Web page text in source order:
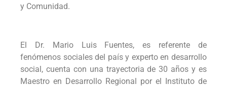
y Comunidad.
El Dr. Mario Luis Fuentes, es referente de
fenómenos sociales del país y experto en desarrollo
social, cuenta con una trayectoria de 30 años y es
Maestro en Desarrollo Regional por el Instituto de